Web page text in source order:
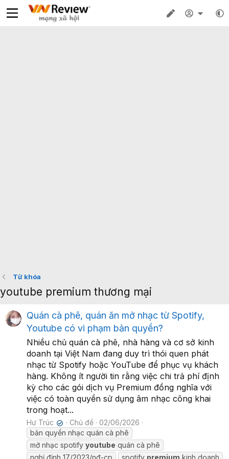
Từ khóa
youtube premium thương mại
Quán cà phê, quán ăn mở nhạc từ Spotify,
Youtube có vi phạm bản quyền?
Nhiều chủ quán cà phê, nhà hàng và cơ sở kinh
doanh tại Việt Nam đang duy trì thói quen phát
nhạc từ Spotify hoặc YouTube để phục vụ khách
hàng. Không ít người tin rằng việc chi trả phí định
kỳ cho các gói dịch vụ Premium đồng nghĩa với
việc có toàn quyền sử dụng âm nhạc công khai
trong hoạt...
Hư Trúc ✔ Chủ đề
02/06/2026
bản quyền nhạc quán cà phê
mở nhạc spotify youtube quán cà phê